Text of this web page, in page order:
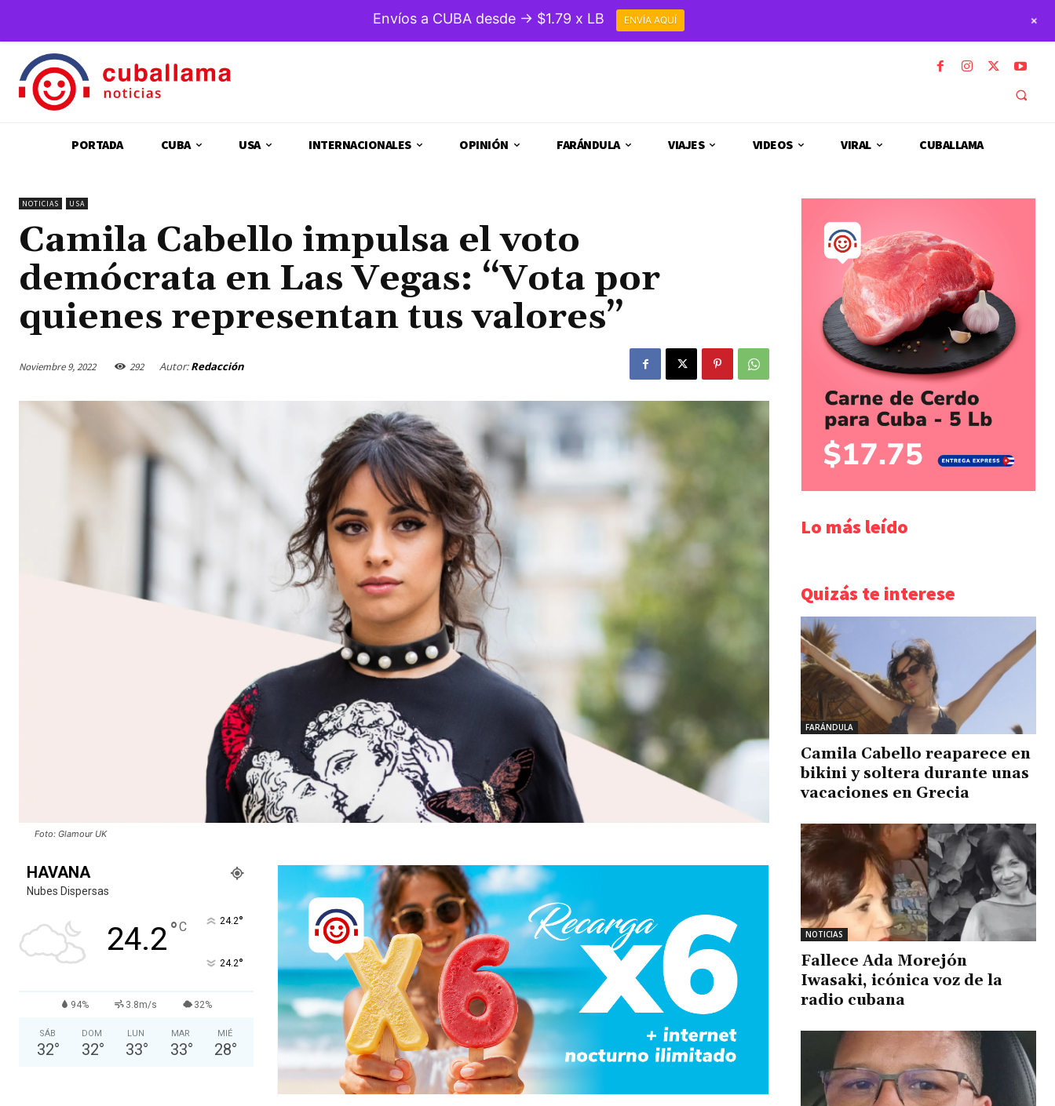
PORTADA CUBA USA INTERNACIONALES OPINIÓN FARÁNDULA VIAJES VIDEOS VIRAL CUBALLAMA
NOTICIAS USA
Camila Cabello impulsa el voto
demócrata en Las Vegas: “Vota por
quienes representan tus valores”
Noviembre 9, 2022 292 Autor: Redacción
Foto: Glamour UK
HAVANA
Nubes Dispersas
24.2°C 24.2°
24.2°
94% 3.8m/s 32%
SÁB
32°
DOM
32°
LUN
33°
MAR
33°
MIÉ
28°
Lo más leído
Quizás te interese
FARÁNDULA
Camila Cabello reaparece en
bikini y soltera durante unas
vacaciones en Grecia
NOTICIAS
Fallece Ada Morejón
Iwasaki, icónica voz de la
radio cubana
Envíos a CUBA desde → $1.79 x LB ENVÍA AQUÍ +